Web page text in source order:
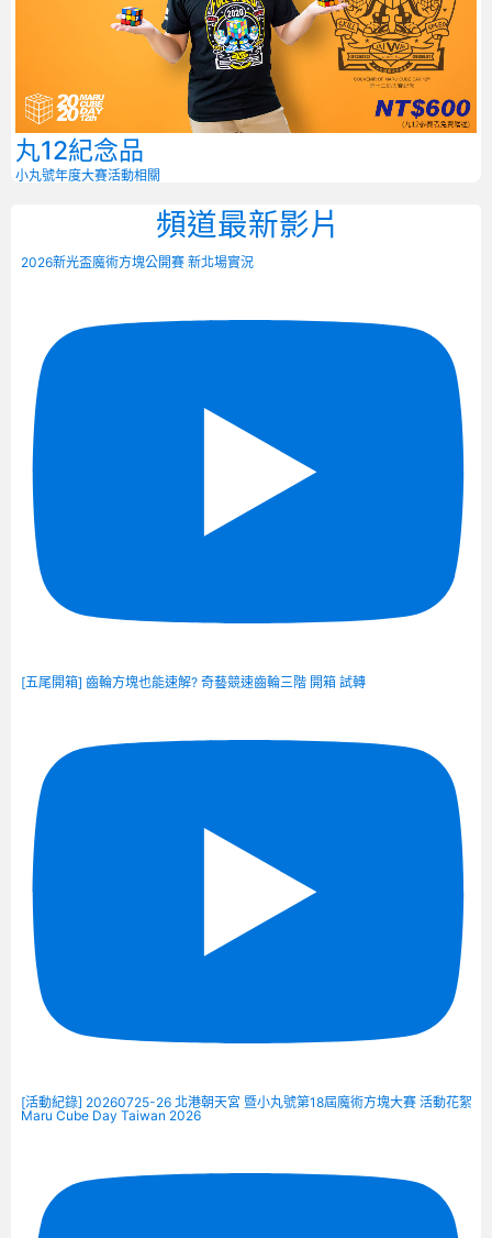
丸12紀念品
小丸號年度大賽活動相關
頻道最新影片
2026新光盃魔術方塊公開賽 新北場實況
[五尾開箱] 齒輪方塊也能速解? 奇藝競速齒輪三階 開箱 試轉
[活動紀錄] 20260725-26 北港朝天宮 暨小丸號第18屆魔術方塊大賽 活動花絮
Maru Cube Day Taiwan 2026